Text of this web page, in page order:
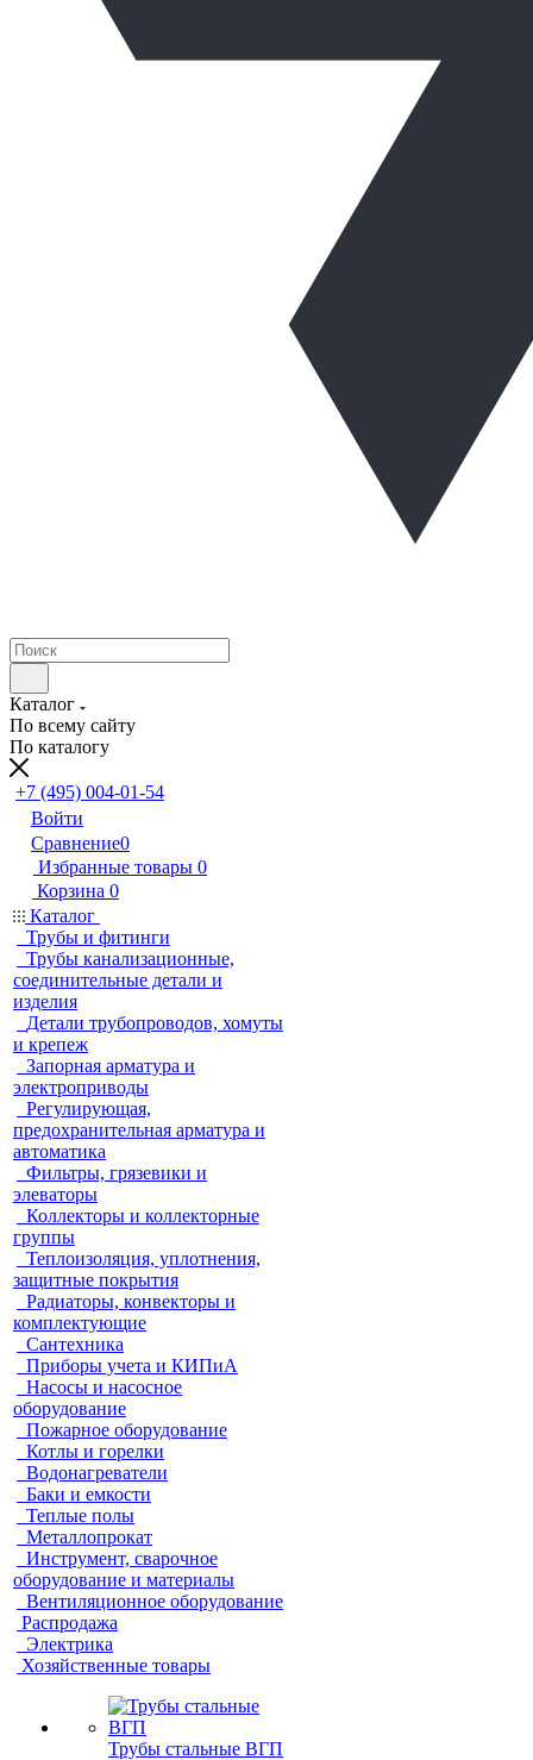
Каталог
По всему сайту
По каталогу
+7 (495) 004-01-54
Войти
Сравнение0
Избранные товары 0
Корзина 0
Каталог
Трубы и фитинги
Трубы канализационные,
соединительные детали и
изделия
Детали трубопроводов, хомуты
и крепеж
Запорная арматура и
электроприводы
Регулирующая,
предохранительная арматура и
автоматика
Фильтры, грязевики и
элеваторы
Коллекторы и коллекторные
группы
Теплоизоляция, уплотнения,
защитные покрытия
Радиаторы, конвекторы и
комплектующие
Сантехника
Приборы учета и КИПиА
Насосы и насосное
оборудование
Пожарное оборудование
Котлы и горелки
Водонагреватели
Баки и емкости
Теплые полы
Металлопрокат
Инструмент, сварочное
оборудование и материалы
Вентиляционное оборудование
Распродажа
Электрика
Хозяйственные товары
Трубы стальные ВГП